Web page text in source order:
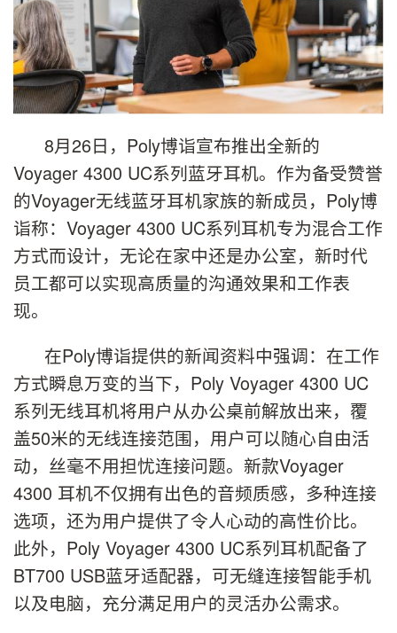
8月26日，Poly博诣宣布推出全新的
Voyager 4300 UC系列蓝牙耳机。作为备受赞誉
的Voyager无线蓝牙耳机家族的新成员，Poly博
诣称：Voyager 4300 UC系列耳机专为混合工作
方式而设计，无论在家中还是办公室，新时代
员工都可以实现高质量的沟通效果和工作表
现。
在Poly博诣提供的新闻资料中强调：在工作
方式瞬息万变的当下，Poly Voyager 4300 UC
系列无线耳机将用户从办公桌前解放出来，覆
盖50米的无线连接范围，用户可以随心自由活
动，丝毫不用担忧连接问题。新款Voyager
4300 耳机不仅拥有出色的音频质感，多种连接
选项，还为用户提供了令人心动的高性价比。
此外，Poly Voyager 4300 UC系列耳机配备了
BT700 USB蓝牙适配器，可无缝连接智能手机
以及电脑，充分满足用户的灵活办公需求。